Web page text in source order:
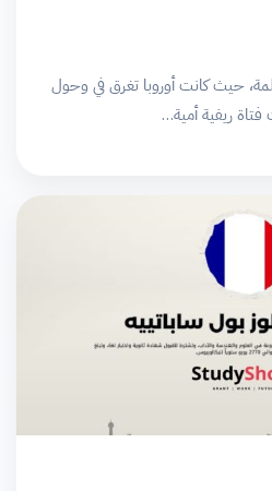
حيث كانت أوروبا تغرق في وحول
ريفية أمية…